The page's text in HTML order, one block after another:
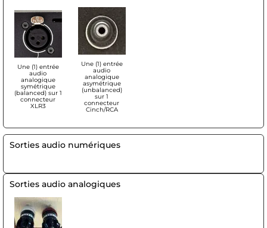
Une (1) entrée
audio
analogique
symétrique
(balanced) sur 1
connecteur
XLR3
Une (1) entrée
audio
analogique
asymétrique
(unbalanced)
sur 1
connecteur
Cinch/RCA
Sorties audio numériques
Sorties audio analogiques